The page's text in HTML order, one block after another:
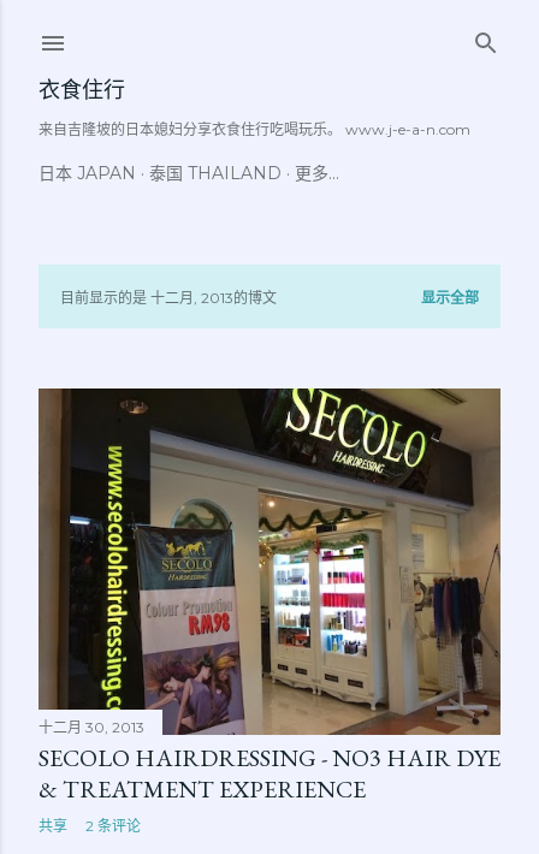
衣食住行
来自吉隆坡的日本媳妇分享衣食住行吃喝玩乐。 www.j-e-a-n.com
日本 JAPAN 泰国 THAILAND 更多…
博
文
目前显示的是 十二月, 2013的博文 显示全部
十二月 30, 2013
SECOLO HAIRDRESSING - NO3 HAIR DYE
& TREATMENT EXPERIENCE
共享 2 条评论